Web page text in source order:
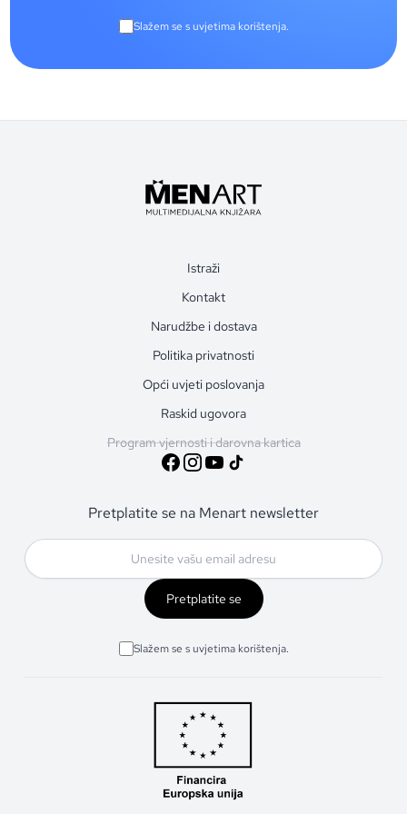
Slažem se s uvjetima korištenja.
Istraži
Kontakt
Narudžbe i dostava
Politika privatnosti
Opći uvjeti poslovanja
Raskid ugovora
Program vjernosti i darovna kartica
Pretplatite se na Menart newsletter
Pretplatite se
Slažem se s uvjetima korištenja.